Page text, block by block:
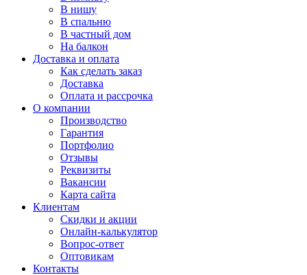
В нишу
В спальню
В частный дом
На балкон
Доставка и оплата
Как сделать заказ
Доставка
Оплата и рассрочка
О компании
Производство
Гарантия
Портфолио
Отзывы
Реквизиты
Вакансии
Карта сайта
Клиентам
Скидки и акции
Онлайн-калькулятор
Вопрос-ответ
Оптовикам
Контакты